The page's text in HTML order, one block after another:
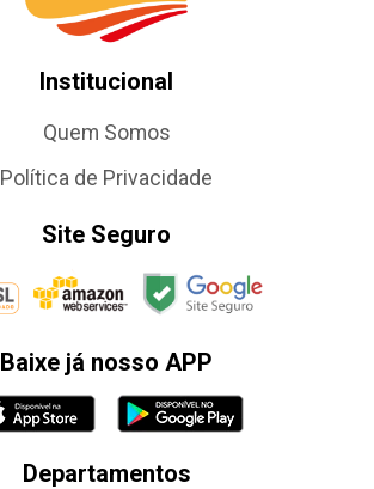
Institucional
Quem Somos
Política de Privacidade
Site Seguro
Baixe já nosso APP
Departamentos